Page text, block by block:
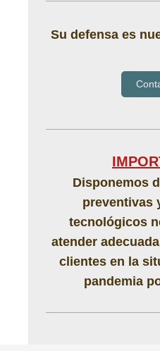
Su defensa es
Disponemos
preventivas
tecnológicos
atender
clientes en la
pandemia